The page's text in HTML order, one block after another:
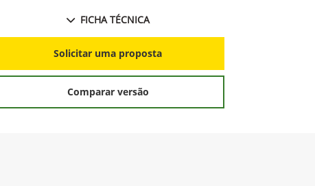
FICHA TÉCNICA
Solicitar uma proposta
Comparar versão